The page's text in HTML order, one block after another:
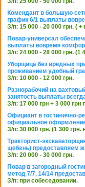
Комендант в большую
график 6/1 выплаты
З/п: 15 000 - 20 000 грн. ( +
Повар-универсал
выплаты вовремя
З/п: 24 000 - 28 000 грн. (1
Уборщица без вредных
проживанием удобный
З/п: 10 000 - 12 000 грн.
Разнорабочий на
занятость выплаты
З/п: 17 000 грн + 3 000
Официант в гостинично-
официальное
З/п: 30 000 грн. (1 300 грн.
Тракторист-
щебень) предоставляем
З/п: 20 000 - 30 000 грн.
Повар в загородный
метод 7/7, 14/14
З/п: при собеседовании.